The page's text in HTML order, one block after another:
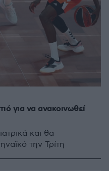
για να ανακοινωθεί
και θα
την Τρίτη